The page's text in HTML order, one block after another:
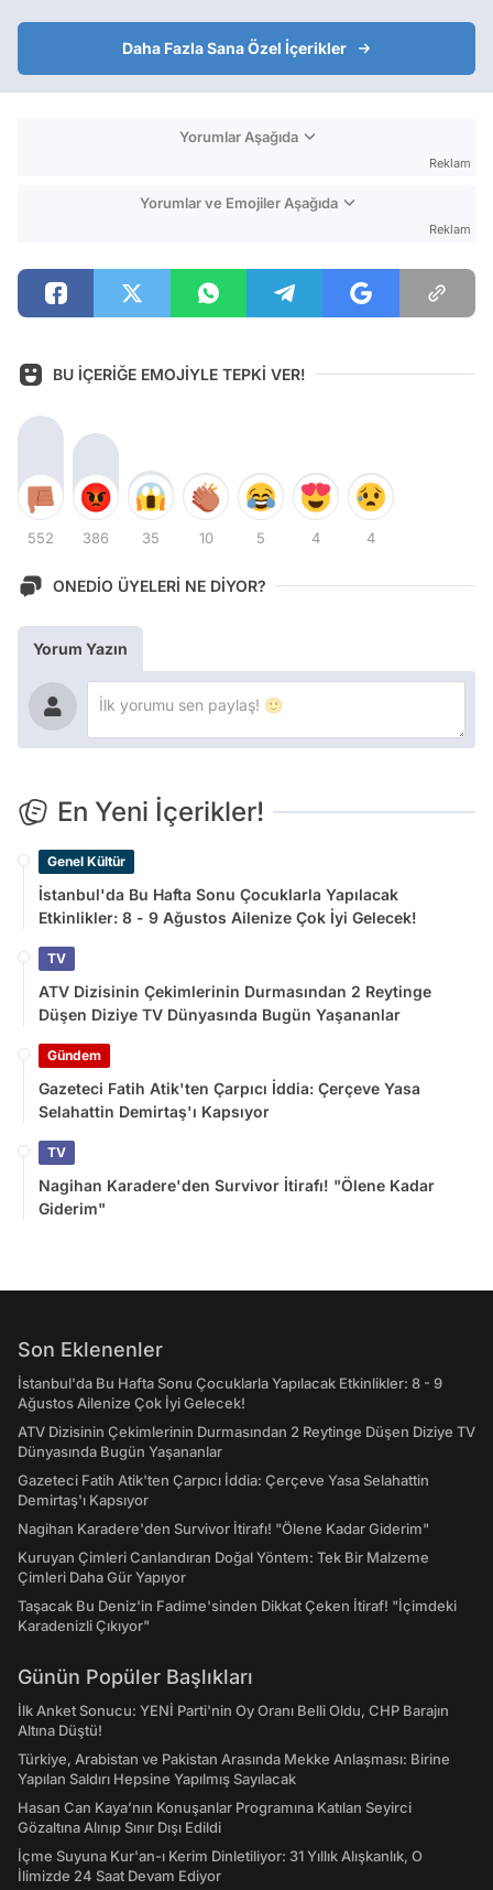
Daha Fazla Sana Özel İçerikler
Yorumlar Aşağıda
Reklam
Yorumlar ve Emojiler Aşağıda
Reklam
BU İÇERİĞE EMOJİYLE TEPKİ VER!
552 386 35 10 5 4 4
ONEDİO ÜYELERİ NE DİYOR?
Yorum Yazın
En Yeni İçerikler!
Genel Kültür
İstanbul'da Bu Hafta Sonu Çocuklarla Yapılacak
Etkinlikler: 8 - 9 Ağustos Ailenize Çok İyi Gelecek!
TV
ATV Dizisinin Çekimlerinin Durmasından 2 Reytinge
Düşen Diziye TV Dünyasında Bugün Yaşananlar
Gündem
Gazeteci Fatih Atik'ten Çarpıcı İddia: Çerçeve Yasa
Selahattin Demirtaş'ı Kapsıyor
TV
Nagihan Karadere'den Survivor İtirafı! "Ölene Kadar
Giderim"
Son Eklenenler
İstanbul'da Bu Hafta Sonu Çocuklarla Yapılacak Etkinlikler: 8 - 9
Ağustos Ailenize Çok İyi Gelecek!
ATV Dizisinin Çekimlerinin Durmasından 2 Reytinge Düşen Diziye TV
Dünyasında Bugün Yaşananlar
Gazeteci Fatih Atik'ten Çarpıcı İddia: Çerçeve Yasa Selahattin
Demirtaş'ı Kapsıyor
Nagihan Karadere'den Survivor İtirafı! "Ölene Kadar Giderim"
Kuruyan Çimleri Canlandıran Doğal Yöntem: Tek Bir Malzeme
Çimleri Daha Gür Yapıyor
Taşacak Bu Deniz'in Fadime'sinden Dikkat Çeken İtiraf! "İçimdeki
Karadenizli Çıkıyor"
Günün Popüler Başlıkları
İlk Anket Sonucu: YENİ Parti'nin Oy Oranı Belli Oldu, CHP Barajın
Altına Düştü!
Türkiye, Arabistan ve Pakistan Arasında Mekke Anlaşması: Birine
Yapılan Saldırı Hepsine Yapılmış Sayılacak
Hasan Can Kaya’nın Konuşanlar Programına Katılan Seyirci
Gözaltına Alınıp Sınır Dışı Edildi
İçme Suyuna Kur'an-ı Kerim Dinletiliyor: 31 Yıllık Alışkanlık, O
İlimizde 24 Saat Devam Ediyor